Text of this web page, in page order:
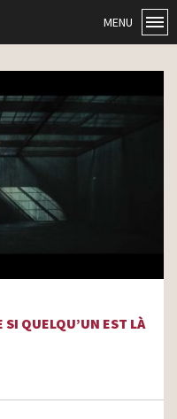
MENU
SI QUELQU’UN EST LÀ